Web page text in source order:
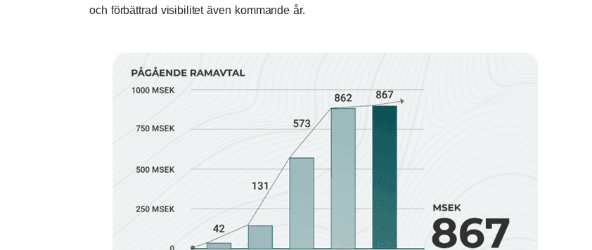
och förbättrad visibilitet även kommande år.